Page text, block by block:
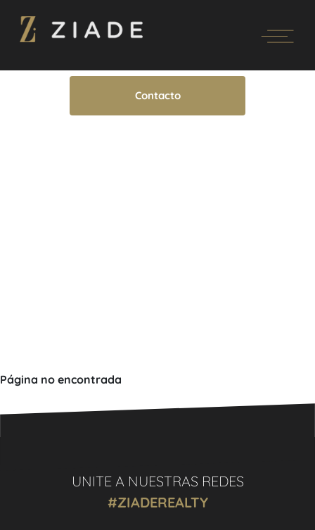
Contacto
Página no encontrada
UNITE A NUESTRAS REDES
#ZIADEREALTY